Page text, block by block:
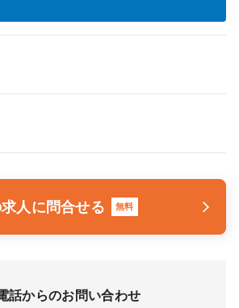
人に問合せる 無料
話からのお問い合わせ